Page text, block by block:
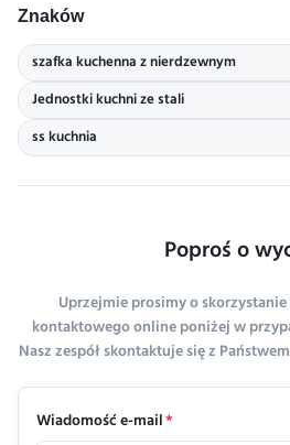
Znaków
szafka kuchenna z nierdzewnym
Jednostki kuchni ze stali
ss kuchnia
Poproś o
Uprzejmie prosimy o
kontaktowego online poniżej w
Nasz zespół skontaktuje się z
Wiadomość e-mail*